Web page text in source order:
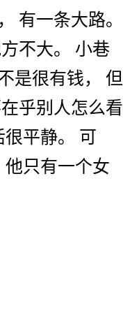
， 有一条大路。
不大。
小巷
是很有钱，
但
乎别人怎么看
很平静。
可
他只有一个女